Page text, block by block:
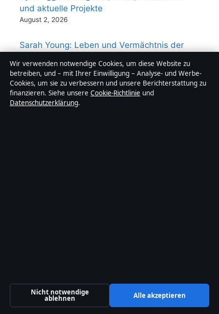
und aktuelle Projekte
August 2, 2026
Sarah Young: Leben und Vermächtnis der
August 1, 2026
Milos Malesevic: Musiker und Ehemann von
Karin Thaler
Technik
Wir verwenden notwendige Cookies, um diese Website zu
betreiben, und – mit Ihrer Einwilligung – Analyse- und Werbe-
Cookies, um sie zu verbessern und unsere Berichterstattung zu
finanzieren. Siehe unsere Cookie-Richtlinie und
Datenschutzerklärung.
Nicht notwendige
ablehnen Alle akzeptieren